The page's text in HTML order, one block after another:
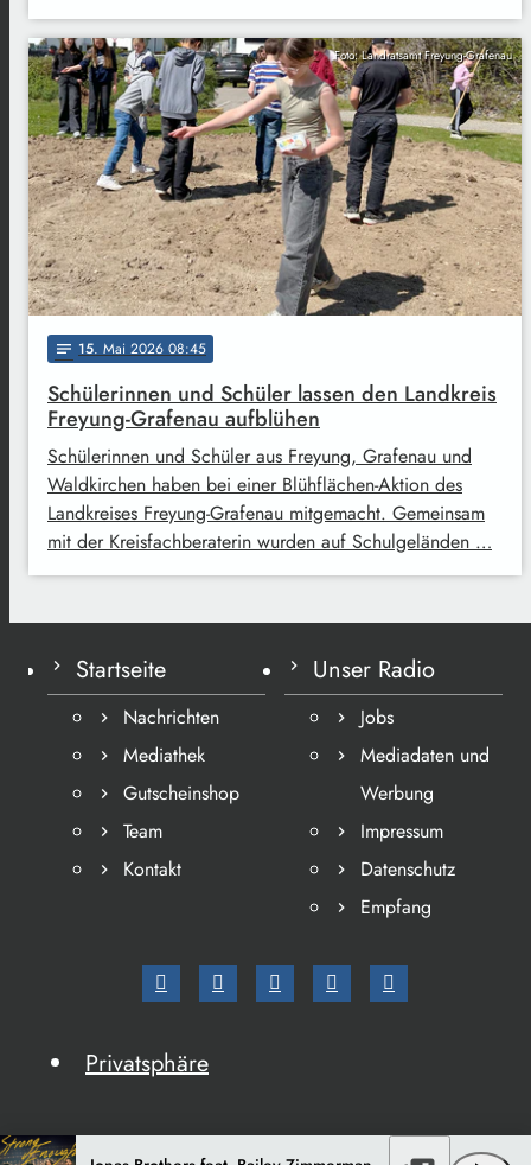
Foto: Landratsamt Freyung-Grafenau
notes 15. Mai 2026 08:45
Schülerinnen und Schüler lassen den Landkreis
Freyung-Grafenau aufblühen
Schülerinnen und Schüler aus Freyung, Grafenau und
Waldkirchen haben bei einer Blühflächen-Aktion des
Landkreises Freyung-Grafenau mitgemacht. Gemeinsam
mit der Kreisfachberaterin wurden auf Schulgeländen …
Startseite
Nachrichten
Mediathek
Gutscheinshop
Team
Kontakt
Unser Radio
Jobs
Mediadaten und
Werbung
Impressum
Datenschutz
Empfang
Privatsphäre